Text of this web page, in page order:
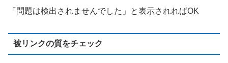
「問題は検出されませんでした」と表示されればOK
被リンクの質をチェック